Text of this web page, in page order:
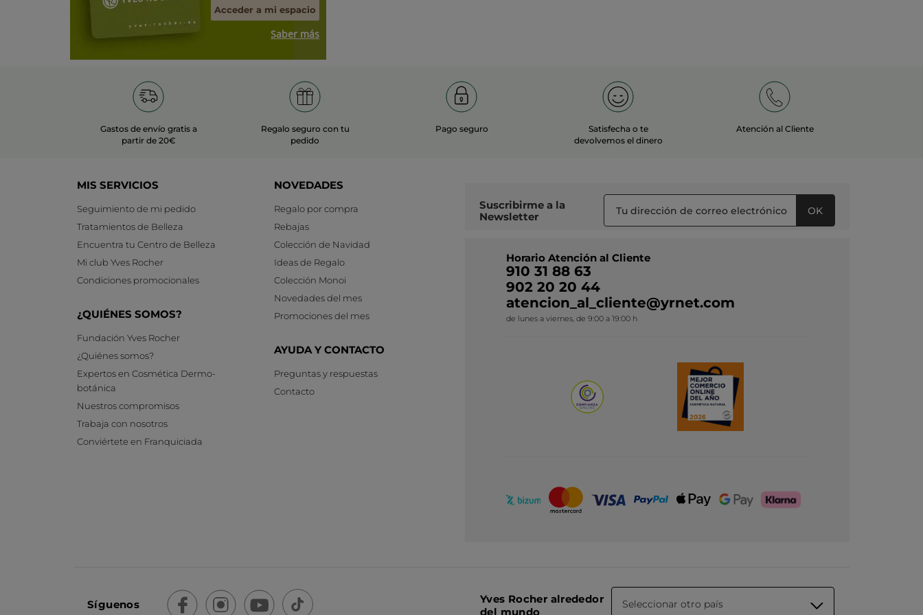
Acceder a mi espacio
Saber más
Gastos de envío gratis a
partir de 20€
Regalo seguro con tu
pedido
Pago seguro
Satisfecha o te
devolvemos el dinero
Atención al Cliente
MIS SERVICIOS
Seguimiento de mi pedido
Tratamientos de Belleza
Encuentra tu Centro de Belleza
Mi club Yves Rocher
Condiciones promocionales
¿QUIÉNES SOMOS?
Fundación Yves Rocher
¿Quiénes somos?
Expertos en Cosmética Dermo-
botánica
Nuestros compromisos
Trabaja con nosotros
Conviértete en Franquiciada
NOVEDADES
Regalo por compra
Rebajas
Colección de Navidad
Ideas de Regalo
Colección Monoi
Novedades del mes
Promociones del mes
AYUDA Y CONTACTO
Preguntas y respuestas
Contacto
Suscribirme a la
Newsletter
OK
Horario Atención al Cliente
910 31 88 63
902 20 20 44
atencion_al_cliente@yrnet.com
de lunes a viernes, de 9:00 a 19:00 h
Síguenos
Yves Rocher alrededor
del mundo
Seleccionar otro país